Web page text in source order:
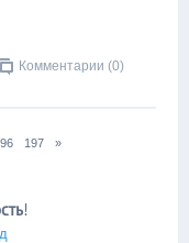
Комментарии (0)
197 »
!